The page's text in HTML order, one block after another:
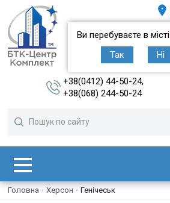
Ви перебуваєте в місті
Так
Ні
+38(0412) 44-50-24,
+38(068) 244-50-24
Головна · Херсон · Генічеськ